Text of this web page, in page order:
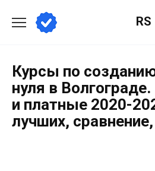
RS
Курсы по
нуля в
и платные 2020-
лучших,